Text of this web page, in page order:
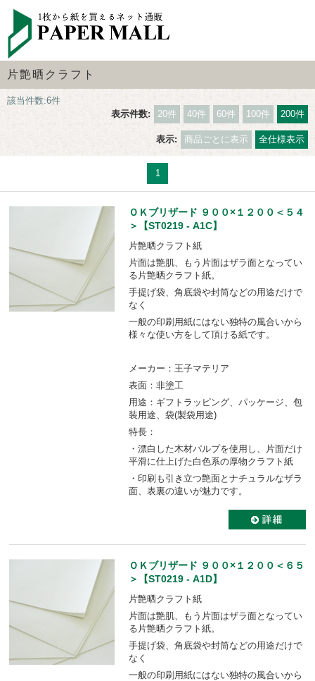
片艶晒クラフト
該当件数:6件
表示件数:
20件 40件 60件 100件 200件
表示: 商品ごとに表示 全仕様表示
1
ＯＫブリザード ９００×１２００＜５４
＞【ST0219 - A1C】
片艶晒クラフト紙
片面は艶肌、もう片面はザラ面となってい
る片艶晒クラフト紙。
手提げ袋、角底袋や封筒などの用途だけで
なく
一般の印刷用紙にはない独特の風合いから
様々な使い方をして頂ける紙です。
メーカー：王子マテリア
表面：非塗工
用途：ギフトラッピング、パッケージ、包
装用途、袋(製袋用途)
特長：
・漂白した木材パルプを使用し、片面だけ
平滑に仕上げた白色系の厚物クラフト紙
・印刷も引き立つ艶面とナチュラルなザラ
面、表裏の違いが魅力です。
ＯＫブリザード ９００×１２００＜６５
＞【ST0219 - A1D】
片艶晒クラフト紙
片面は艶肌、もう片面はザラ面となってい
る片艶晒クラフト紙。
手提げ袋、角底袋や封筒などの用途だけで
なく
一般の印刷用紙にはない独特の風合いから